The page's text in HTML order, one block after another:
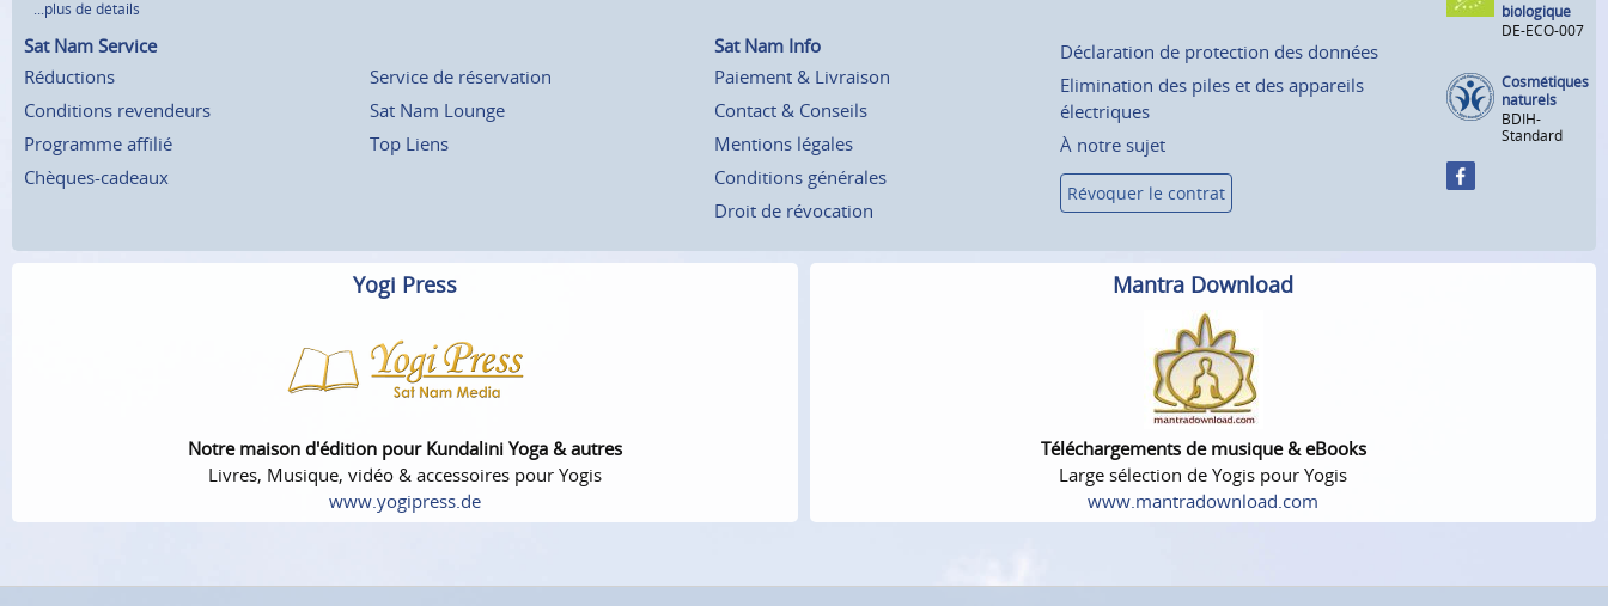
...plus de détails
Sat Nam Service
Réductions
Conditions revendeurs
Programme affilié
Chèques-cadeaux
Service de réservation
Sat Nam Lounge
Top Liens
Sat Nam Info
Paiement & Livraison
Contact & Conseils
Mentions légales
Conditions générales
Droit de révocation
Déclaration de protection des données
Elimination des piles et des appareils
électriques
À notre sujet
Révoquer le contrat
biologique
DE-ECO-007
Cosmétiques
naturels
BDIH-
Standard
Yogi Press
Notre maison d'édition pour Kundalini Yoga & autres
Livres, Musique, vidéo & accessoires pour Yogis
www.yogipress.de
Mantra Download
Téléchargements de musique & eBooks
Large sélection de Yogis pour Yogis
www.mantradownload.com